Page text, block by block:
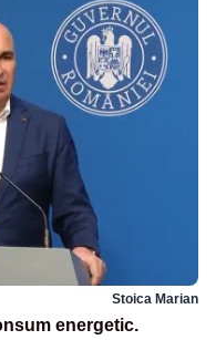
Stoica Marian
energetic.